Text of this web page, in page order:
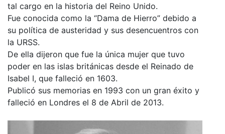
tal cargo en la historia del Reino Unido.
Fue conocida como la “Dama de Hierro” debido a
su política de austeridad y sus desencuentros con
la URSS.
De ella dijeron que fue la única mujer que tuvo
poder en las islas británicas desde el Reinado de
Isabel I, que falleció en 1603.
Publicó sus memorias en 1993 con un gran éxito y
falleció en Londres el 8 de Abril de 2013.